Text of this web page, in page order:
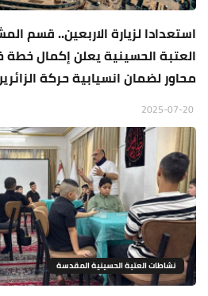
استعدادا لزيارة الاربعين.. قسم
العتبة الحسينية يعلن إكمال
محاور لضمان انسيابية حركة
نشاطات العتبة الحسينية المقدسة